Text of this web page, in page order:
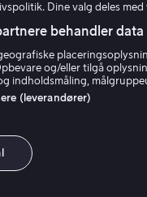
Mike
Dine valg deles
behandler
og/eller tilgå
indholdsmåling,
(leverandører)